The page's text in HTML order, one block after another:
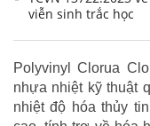
viễn sinh trắc học
Polyvinyl Clorua
nhựa nhiệt kỹ thuật
nhiệt độ hóa thủy